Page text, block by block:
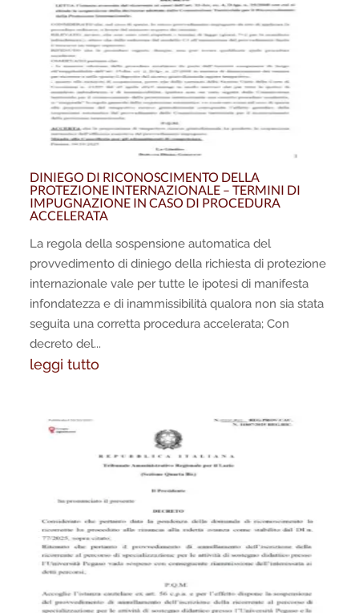
DINIEGO DI RICONOSCIMENTO DELLA
PROTEZIONE INTERNAZIONALE – TERMINI DI
IMPUGNAZIONE IN CASO DI PROCEDURA
ACCELERATA
La regola della sospensione automatica del
provvedimento di diniego della richiesta di protezione
internazionale vale per tutte le ipotesi di manifesta
infondatezza e di inammissibilità qualora non sia stata
seguita una corretta procedura accelerata; Con
decreto del...
leggi tutto